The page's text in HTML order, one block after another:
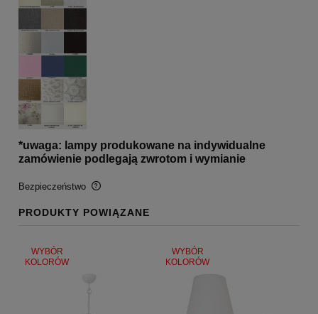
*uwaga: lampy produkowane na indywidualne
zamówienie podlegają zwrotom i wymianie
Bezpieczeństwo
BEZPIECZEŃSTWO
Posiada oznaczenie CE (zgodność z normami UE).
PRODUKTY POWIĄZANE
WYBÓR
KOLORÓW
WYBÓR
KOLORÓW